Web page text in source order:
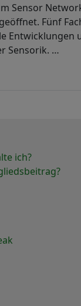
Sensor
Fünf
Entwicklungen
Sensorik. …
ich?